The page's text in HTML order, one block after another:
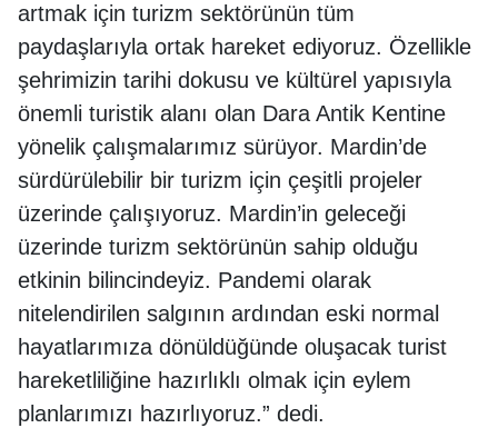
artmak için turizm sektörünün tüm
paydaşlarıyla ortak hareket ediyoruz. Özellikle
şehrimizin tarihi dokusu ve kültürel yapısıyla
önemli turistik alanı olan Dara Antik Kentine
yönelik çalışmalarımız sürüyor. Mardin’de
sürdürülebilir bir turizm için çeşitli projeler
üzerinde çalışıyoruz. Mardin’in geleceği
üzerinde turizm sektörünün sahip olduğu
etkinin bilincindeyiz. Pandemi olarak
nitelendirilen salgının ardından eski normal
hayatlarımıza dönüldüğünde oluşacak turist
hareketliliğine hazırlıklı olmak için eylem
planlarımızı hazırlıyoruz.” dedi.